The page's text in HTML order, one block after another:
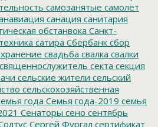
самозанятые самолет
санация санитария
обстанвока Санкт-
сатира Сбербанк сбор
свадьба свалка свалки
священнослужитель секта секция
сельские жители сельский
сельскохозяйственная
года Семья года-2019 семья
Сенаторы сено сентябрь
Сергей Фургал сертификат